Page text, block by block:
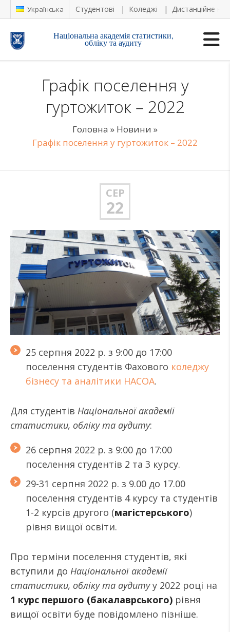
Українська Студентові Коледжі Дистанційне
Національна академія статистики,
обліку та аудиту
Графік поселення у
гуртожиток – 2022
Головна » Новини »
Графік поселення у гуртожиток – 2022
СЕР
22
25 серпня 2022 р. з 9:00 до 17:00
поселення студентів Фахового коледжу
бізнесу та аналітики НАСОА.
Для студентів Національної академії
статистики, обліку та аудиту:
26 серпня 2022 р. з 9:00 до 17:00
поселення студентів 2 та 3 курсу.
29-31 серпня 2022 р. з 9.00 до 17.00
поселення студентів 4 курсу та студентів
1-2 курсів другого (магістерського)
рівня вищої освіти.
Про терміни поселення студентів, які
вступили до Національної академії
статистики, обліку та аудитуу 2022 році на
1 курс першого (бакалаврського) рівня
вищої освіти буде повідомлено пізніше.